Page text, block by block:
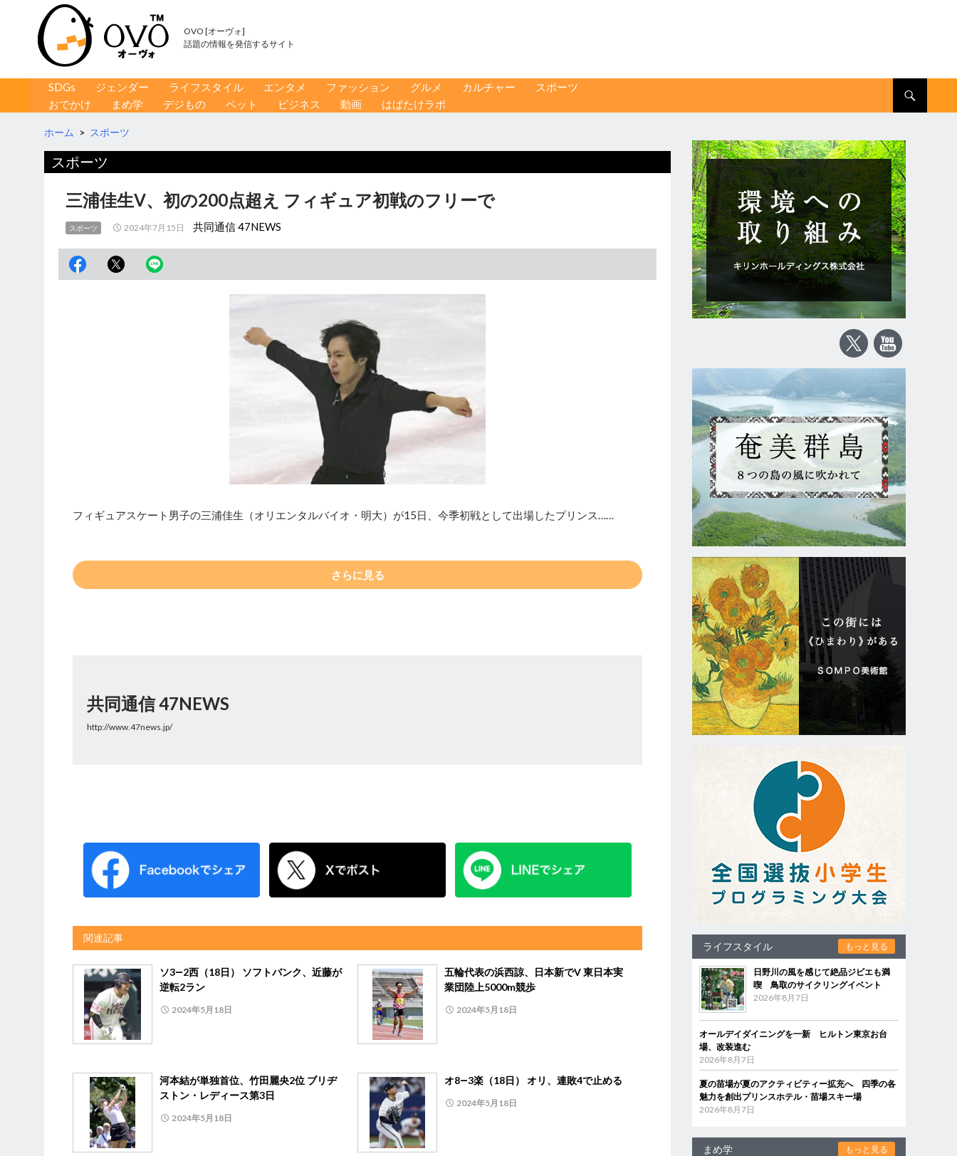
OVO [オーヴォ]
話題の情報を発信するサイト
コンテンツへ移動
SDGs ジェンダー ライフスタイル エンタメ ファッション グルメ カルチャー
スポーツ
おでかけ
まめ学 デジもの ペット ビジネス 動画 はばたけラボ
ホーム > スポーツ
スポーツ
三浦佳生V、初の200点超え フィギュア初戦のフリーで
スポーツ 2024年7月15日 共同通信 47NEWS
フィギュアスケート男子の三浦佳生（オリエンタルバイオ・明大）が15日、今季初戦として出場したプリンス……
さらに見る
共同通信 47NEWS
http://www.47news.jp/
関連記事
ソ3―2西（18日） ソフトバンク、近藤が
逆転2ラン
2024年5月18日
五輪代表の浜西諒、日本新でV 東日本実
業団陸上5000m競歩
2024年5月18日
河本結が単独首位、竹田麗央2位 ブリヂ
ストン・レディース第3日
2024年5月18日
オ8―3楽（18日） オリ、連敗4で止める
2024年5月18日
ライフスタイル もっと見る
日野川の風を感じて絶品ジビエも満
喫 鳥取のサイクリングイベント
2026年8月7日
オールデイダイニングを一新 ヒルトン東京お台
場、改装進む
2026年8月7日
夏の苗場が夏のアクティビティー拡充へ 四季の各
魅力を創出プリンスホテル・苗場スキー場
2026年8月7日
まめ学 もっと見る